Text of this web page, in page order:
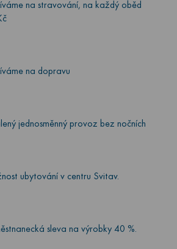
na stravování, na každý oběd
na dopravu
jednosměnný provoz bez nočních
ubytování v centru Svitav.
sleva na výrobky 40 %.